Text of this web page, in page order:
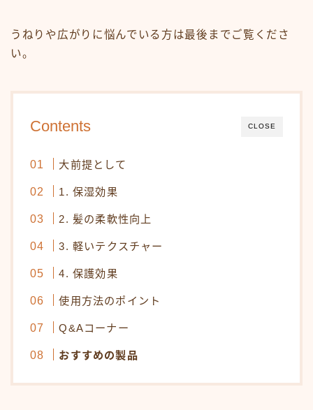
抜け毛 薄毛
縮毛矯正・髪質改善
白髪染め・ヘアカラー
トリートメント
ヘッドスパ
頭皮ケア
サロンワーク実例
毛髪の基礎知識
正しいヘアケア
間違ったヘアケア
食事・生活習慣
うねりや広がりに悩んでいる方は最後までご覧くださ
い。
CLOSE
Contents
大前提として
1. 保湿効果
2. 髪の柔軟性向上
3. 軽いテクスチャー
4. 保護効果
使用方法のポイント
Q&Aコーナー
おすすめの製品